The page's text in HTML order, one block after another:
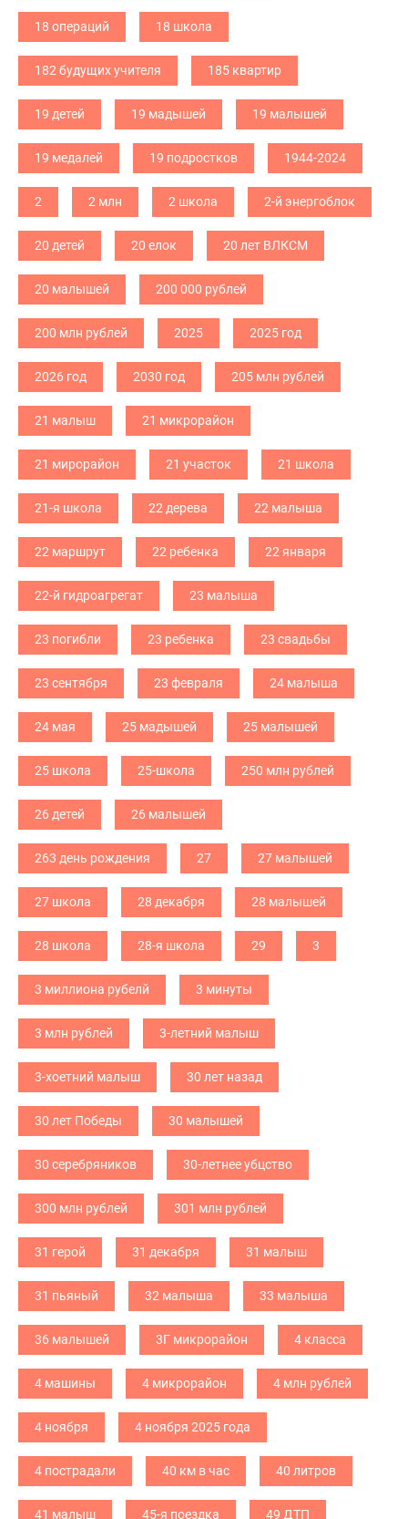
18 операций 18 школа
182 будущих учителя 185 квартир
19 детей 19 мадышей 19 малышей
19 медалей 19 подростков 1944-2024
2 2 млн 2 школа 2-й энергоблок
20 детей 20 елок 20 лет ВЛКСМ
20 малышей 200 000 рублей
200 млн рублей 2025 2025 год
2026 год 2030 год 205 млн рублей
21 малыш 21 микрорайон
21 мирорайон 21 участок 21 школа
21-я школа 22 дерева 22 малыша
22 маршрут 22 ребенка 22 января
22-й гидроагрегат 23 малыша
23 погибли 23 ребенка 23 свадьбы
23 сентября 23 февраля 24 малыша
24 мая 25 мадышей 25 малышей
25 школа 25-школа 250 млн рублей
26 детей 26 малышей
263 день рождения 27 27 малышей
27 школа 28 декабря 28 малышей
28 школа 28-я школа 29 3
3 миллиона рубелй 3 минуты
3 млн рублей 3-летний малыш
3-хоетний малыш 30 лет назад
30 лет Победы 30 малышей
30 серебряников 30-летнее убцство
300 млн рублей 301 млн рублей
31 герой 31 декабря 31 малыш
31 пьяный 32 малыша 33 малыша
36 малышей 3Г микрорайон 4 класса
4 машины 4 микрорайон 4 млн рублей
4 ноября 4 ноября 2025 года
4 пострадали 40 км в час 40 литров
41 малыш 45-я поездка 49 ДТП